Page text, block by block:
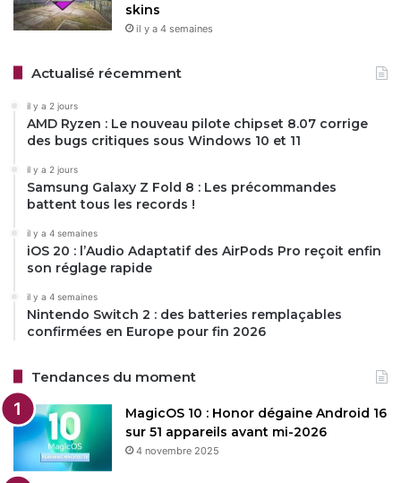
skins
il y a 4 semaines
Actualisé récemment
il y a 2 jours
AMD Ryzen : Le nouveau pilote chipset 8.07 corrige
des bugs critiques sous Windows 10 et 11
il y a 2 jours
Samsung Galaxy Z Fold 8 : Les précommandes
battent tous les records !
il y a 4 semaines
iOS 20 : l’Audio Adaptatif des AirPods Pro reçoit enfin
son réglage rapide
il y a 4 semaines
Nintendo Switch 2 : des batteries remplaçables
confirmées en Europe pour fin 2026
Tendances du moment
MagicOS 10 : Honor dégaine Android 16
sur 51 appareils avant mi-2026
4 novembre 2025